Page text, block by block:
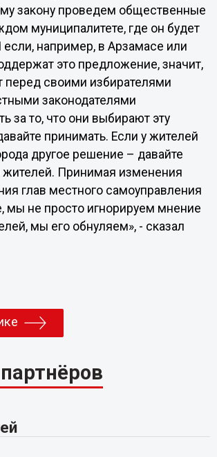
закону проведем общественные
муниципалитете, где он будет
если, например, в Арзамасе или
это предложение, значит,
перед своими избирателями
законодателями
за то, что они выбирают эту
принимать. Если у жителей
другое решение – давайте
жителей. Принимая изменения
глав местного самоуправления
мы не просто игнорируем мнение
мы его обнуляем», - сказал